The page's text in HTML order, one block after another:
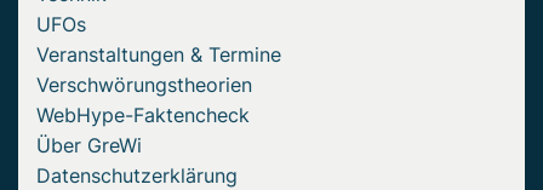
UFOs
Veranstaltungen & Termine
Verschwörungstheorien
WebHype-Faktencheck
Über GreWi
Datenschutzerklärung